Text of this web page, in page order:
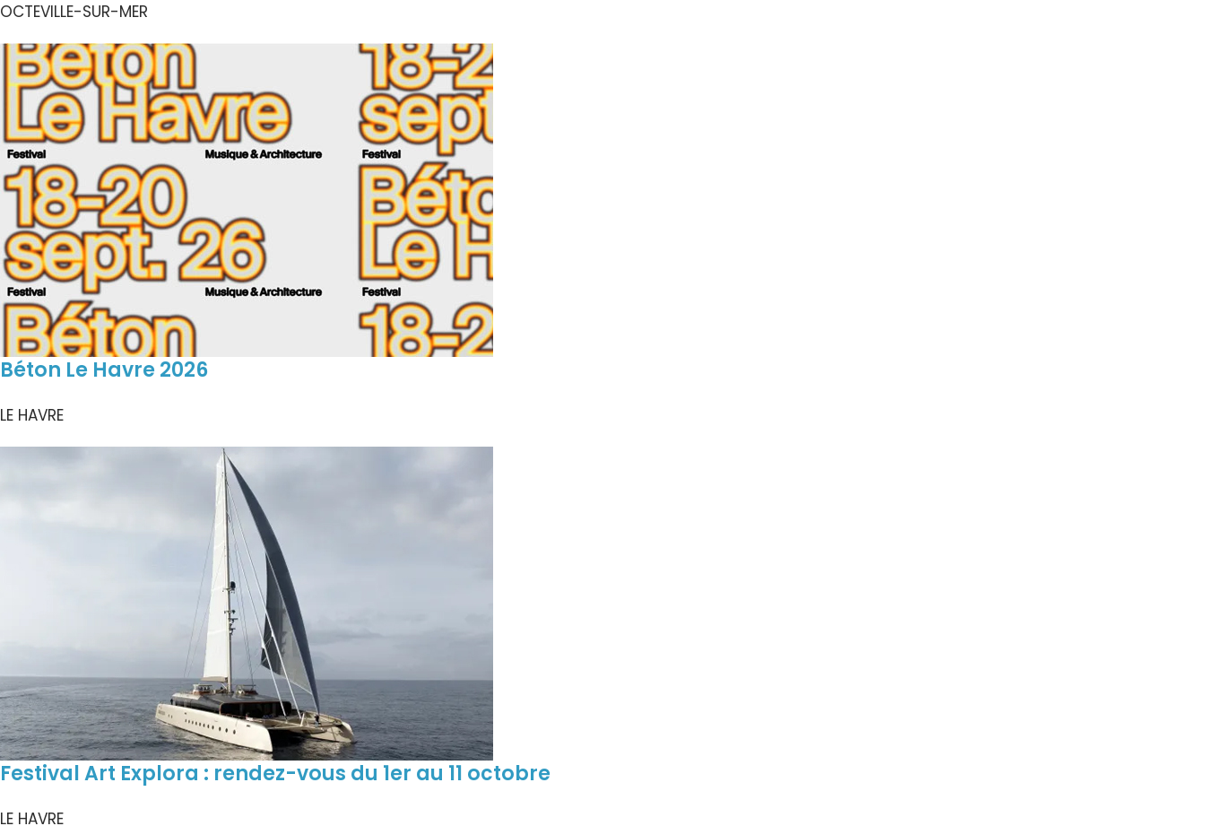
OCTEVILLE-SUR-MER
Béton Le Havre 2026
LE HAVRE
Festival Art Explora : rendez-vous du 1er au 11 octobre
LE HAVRE